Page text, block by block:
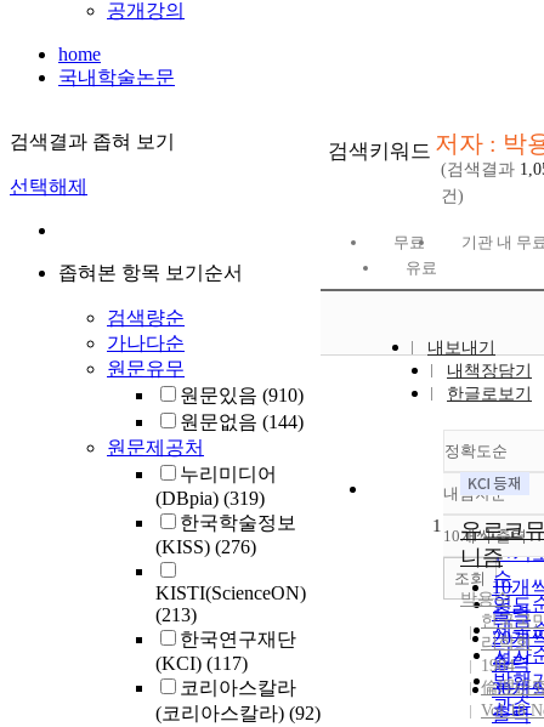
공개강의
home
국내학술논문
검색결과 좁혀 보기
선택해제
좁혀본 항목 보기순서
검색량순
가나다순
원문유무
원문있음 (910)
원문없음 (144)
원문제공처
누리미디어
(DBpia) (319)
한국학술정보
(KISS) (276)
KISTI(ScienceON)
(213)
한국연구재단
(KCI) (117)
코리아스칼라
(코리아스칼라) (92)
검색키워드 저자 : 박
(검색결과
건)
무료
기관 내 무
유료
내보내기
내책장담기
한글로보기
정확도순
정확
순
인기
순
연도
제목
저자
발행
관순
내림차순
내림
10개씩 출력
10개
출력
20개
출력
30개
출력
조회
1
유로코뮤
니즘
박용수
한국국
리학회
1984
倫理硏
Vol.18